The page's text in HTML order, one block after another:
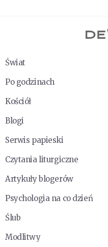
Świat
Po godzinach
Kościół
Blogi
Serwis papieski
Czytania liturgiczne
Artykuły blogerów
Psychologia na co dzień
Ślub
Modlitwy